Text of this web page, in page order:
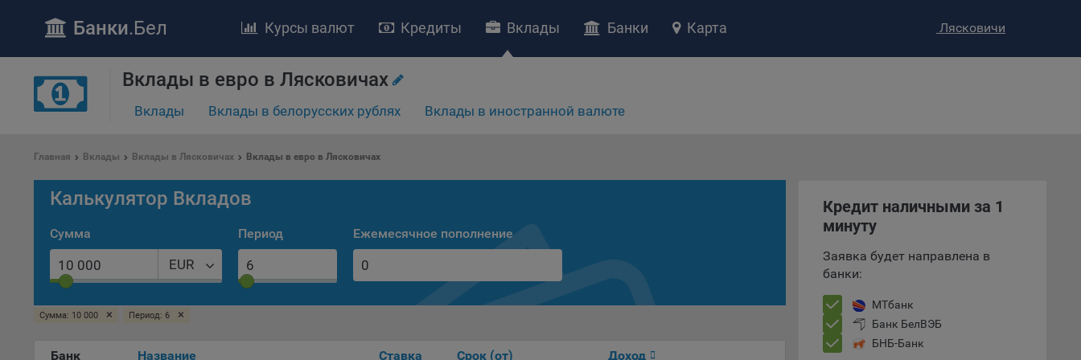
уделяет особое внимание защите персональных данных при их обработке и
Утверждение положения о политике обработки файлов cookie (далее –
осуществляют использование веб-сайта Общества с доменным именем
«bankibel.by», для каких целей и каким образом Общество обрабатывает
компьютера (мобильного устройства) пользователя сайта Общества,
Банки.Бел Лясковичи
Курсы валют Кредиты Вклады Банки Карта
Вклады в евро в Лясковичах
Вклады Вклады в белорусских рублях Вклады в иностранной валюте
Главная Вклады Вклады в Лясковичах Вклады в евро в Лясковичах
Калькулятор Вкладов
Сумма
EUR
Период Ежемесячное пополнение
Сумма: 10 000 × Период: 6 ×
Банк Название Ставка Срок (от) Доход
Кредит наличными за 1
минуту
Заявка будет направлена в
банки:
МТбанк
Банк БелВЭБ
БНБ-Банк